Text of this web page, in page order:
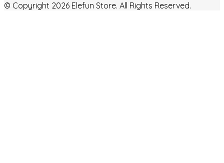
© Copyright 2026 Elefun Store. All Rights Reserved.